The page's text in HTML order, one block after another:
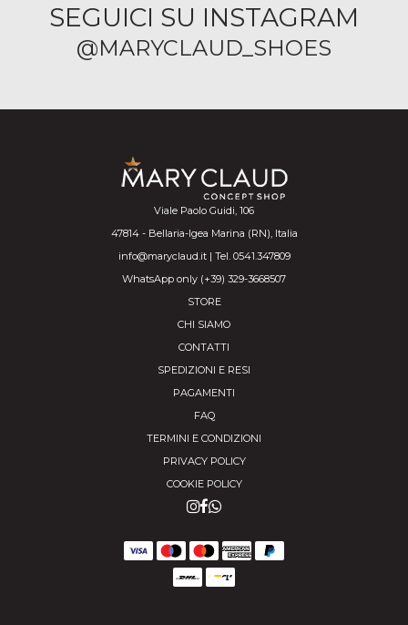
SEGUICI SU INSTAGRAM
@MARYCLAUD_SHOES
Viale Paolo Guidi, 106
47814 - Bellaria-Igea Marina (RN), Italia
info@maryclaud.it | Tel. 0541.347809
WhatsApp only (+39) 329-3668507
STORE
CHI SIAMO
CONTATTI
SPEDIZIONI E RESI
PAGAMENTI
FAQ
TERMINI E CONDIZIONI
PRIVACY POLICY
COOKIE POLICY